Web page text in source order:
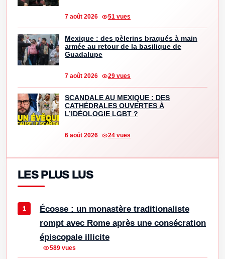
7 août 2026 51 vues
Mexique : des pèlerins braqués à main
armée au retour de la basilique de
Guadalupe
7 août 2026 29 vues
SCANDALE AU MEXIQUE : DES
CATHÉDRALES OUVERTES À
L’IDÉOLOGIE LGBT ?
6 août 2026 24 vues
LES PLUS LUS
Écosse : un monastère traditionaliste
rompt avec Rome après une consécration
épiscopale illicite
589 vues